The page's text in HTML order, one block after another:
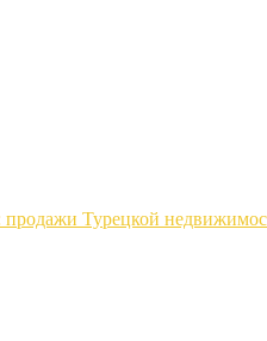
продажи Турецкой